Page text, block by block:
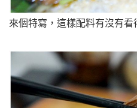
來個特寫，這樣配料有沒有看